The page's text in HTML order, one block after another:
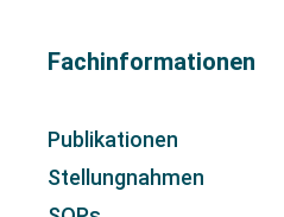
Fachinformationen
Publikationen
Stellungnahmen